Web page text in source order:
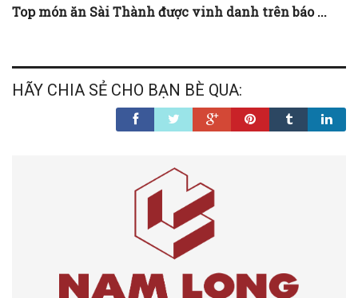
Top món ăn Sài Thành được vinh danh trên báo ...
HÃY CHIA SẺ CHO BẠN BÈ QUA: